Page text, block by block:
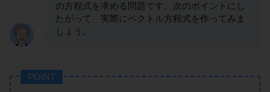
の方程式を求める問題です。次のポイントにし
たがって、実際にベクトル方程式を作ってみま
しょう。
POINT